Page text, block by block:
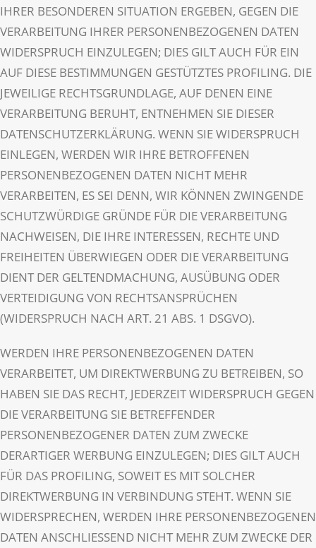
IHRER BESONDEREN SITUATION ERGEBEN, GEGEN DIE
VERARBEITUNG IHRER PERSONENBEZOGENEN DATEN
WIDERSPRUCH EINZULEGEN; DIES GILT AUCH FÜR EIN
AUF DIESE BESTIMMUNGEN GESTÜTZTES PROFILING. DIE
JEWEILIGE RECHTSGRUNDLAGE, AUF DENEN EINE
VERARBEITUNG BERUHT, ENTNEHMEN SIE DIESER
DATENSCHUTZERKLÄRUNG. WENN SIE WIDERSPRUCH
EINLEGEN, WERDEN WIR IHRE BETROFFENEN
PERSONENBEZOGENEN DATEN NICHT MEHR
VERARBEITEN, ES SEI DENN, WIR KÖNNEN ZWINGENDE
SCHUTZWÜRDIGE GRÜNDE FÜR DIE VERARBEITUNG
NACHWEISEN, DIE IHRE INTERESSEN, RECHTE UND
FREIHEITEN ÜBERWIEGEN ODER DIE VERARBEITUNG
DIENT DER GELTENDMACHUNG, AUSÜBUNG ODER
VERTEIDIGUNG VON RECHTSANSPRÜCHEN
(WIDERSPRUCH NACH ART. 21 ABS. 1 DSGVO).
WERDEN IHRE PERSONENBEZOGENEN DATEN
VERARBEITET, UM DIREKTWERBUNG ZU BETREIBEN, SO
HABEN SIE DAS RECHT, JEDERZEIT WIDERSPRUCH GEGEN
DIE VERARBEITUNG SIE BETREFFENDER
PERSONENBEZOGENER DATEN ZUM ZWECKE
DERARTIGER WERBUNG EINZULEGEN; DIES GILT AUCH
FÜR DAS PROFILING, SOWEIT ES MIT SOLCHER
DIREKTWERBUNG IN VERBINDUNG STEHT. WENN SIE
WIDERSPRECHEN, WERDEN IHRE PERSONENBEZOGENEN
DATEN ANSCHLIESSEND NICHT MEHR ZUM ZWECKE DER